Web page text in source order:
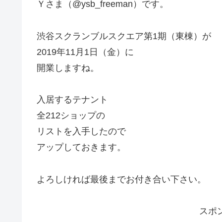
Ｙさま（@ysb_freeman）です。
渋谷スクランブルスクエア第1期（東棟）が
2019年11月1日（金）に
開業しますね。
入居するテナント
全212ショップの
リストを入手したので
アップしておきます。
よろしければ最後までお付き合い下さい。
スポ